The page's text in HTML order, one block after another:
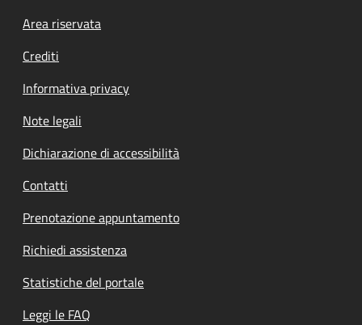
Footer menu
Area riservata
Crediti
Informativa privacy
Note legali
Dichiarazione di accessibilità
Contatti
Prenotazione appuntamento
Richiedi assistenza
Statistiche del portale
Leggi le FAQ